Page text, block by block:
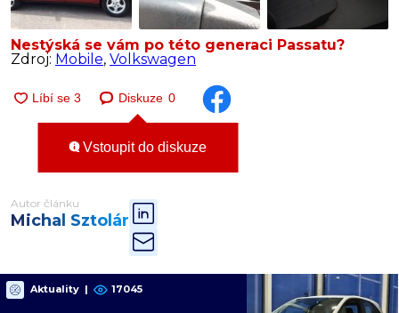
Nestýská se vám po této generaci Passatu?
Zdroj: Mobile, Volkswagen
Diskuze 0
Vstoupit do diskuze
Autor článku
Michal Sztolár
Aktuality | 17045